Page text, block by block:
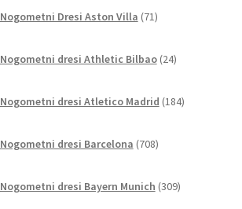
Nogometni Dresi Aston Villa 71izdelkov
Nogometni dresi Athletic Bilbao 24izdelkov
Nogometni dresi Atletico Madrid 184izdelkov
Nogometni dresi Barcelona 708izdelkov
Nogometni dresi Bayern Munich 309izdelkov